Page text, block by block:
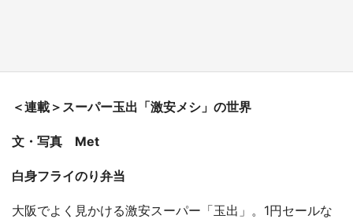
＜連載＞スーパー玉出「激安メシ」の世界
文・写真 Met
白身フライのり弁当
大阪でよく見かける激安スーパー「玉出」。1円セールな